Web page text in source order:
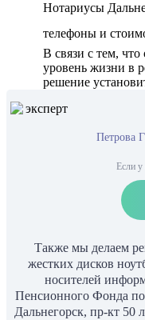
Нотариусы
телефоны и
В связи с тем,
уровень жизни в
решение
Петрова
Если у
Также мы делаем
жестких дисков
носителей
Пенсионного Фонда
Дальнегорск, пр-кт 50